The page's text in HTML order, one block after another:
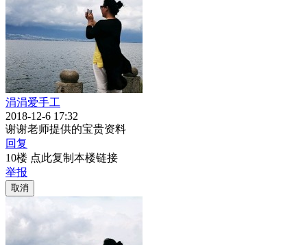
涓涓爱手工
2018-12-6 17:32
谢谢老师提供的宝贵资料
回复
10楼 点此复制本楼链接
举报
取消